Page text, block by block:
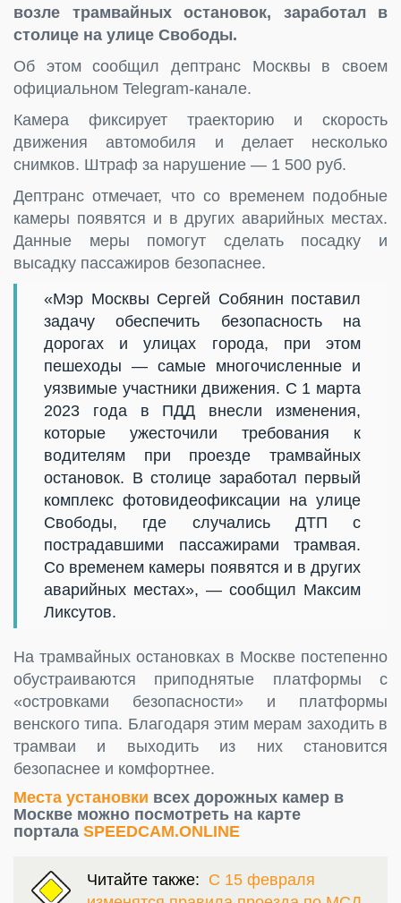
возле трамвайных остановок, заработал в
столице на улице Свободы.
Об этом сообщил дептранс Москвы в своем
официальном Telegram-канале.
Камера фиксирует траекторию и скорость
движения автомобиля и делает несколько
снимков. Штраф за нарушение — 1 500 руб.
Дептранс отмечает, что со временем подобные
камеры появятся и в других аварийных местах.
Данные меры помогут сделать посадку и
высадку пассажиров безопаснее.
«Мэр Москвы Сергей Собянин поставил
задачу обеспечить безопасность на
дорогах и улицах города, при этом
пешеходы — самые многочисленные и
уязвимые участники движения. С 1 марта
2023 года в ПДД внесли изменения,
которые ужесточили требования к
водителям при проезде трамвайных
остановок. В столице заработал первый
комплекс фотовидеофиксации на улице
Свободы, где случались ДТП с
пострадавшими пассажирами трамвая.
Со временем камеры появятся и в других
аварийных местах», — сообщил Максим
Ликсутов.
На трамвайных остановках в Москве постепенно
обустраиваются приподнятые платформы с
«островками безопасности» и платформы
венского типа. Благодаря этим мерам заходить в
трамваи и выходить из них становится
безопаснее и комфортнее.
Места установки всех дорожных камер в
Москве можно посмотреть на карте
портала SPEEDCAM.ONLINE
Читайте также: С 15 февраля